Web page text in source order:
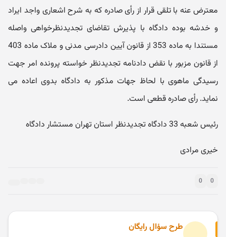
معترض عنه با تلقی قرار از رأی صادره که به شرح اشعاری واجد ایراد
و خدشه بوده دادگاه با پذیرش تقاضای تجدیدنظرخواهی واصله
مستندا به ماده 353 از قانون آیین دادرسی مدنی و ملاک ماده 403
از قانون مزبور با نقض دادنامه تجدیدنظر خواسته پرونده امر جهت
رسیدگی ماهوی با لحاظ جهات مذکور به دادگاه بدوی اعاده می
نماید. رأی صادره قطعی است.
رئیس شعبه 33 دادگاه تجدیدنظر استان تهران مستشار دادگاه
خیری مرادی
0
0
طرح سؤال رایگان